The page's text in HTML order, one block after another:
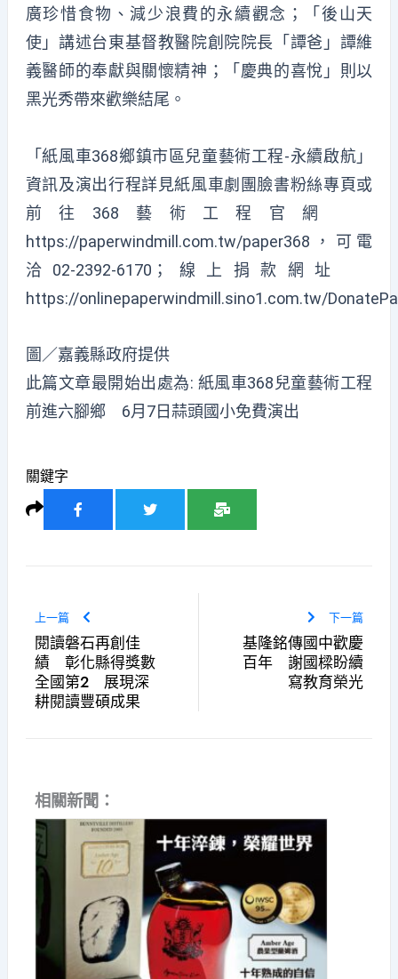
廣珍惜食物、減少浪費的永續觀念；「後山天
使」講述台東基督教醫院創院院長「譚爸」譚維
義醫師的奉獻與關懷精神；「慶典的喜悅」則以
黑光秀帶來歡樂結尾。
「紙風車368鄉鎮市區兒童藝術工程-永續啟航」
資訊及演出行程詳見紙風車劇團臉書粉絲專頁或
前往368藝術工程官網
https://paperwindmill.com.tw/paper368 ，可電
洽02-2392-6170；線上捐款網址
https://onlinepaperwindmill.sino1.com.tw/
圖／嘉義縣政府提供
此篇文章最開始出處為: 紙風車368兒童藝術工程
前進六腳鄉 6月7日蒜頭國小免費演出
關鍵字
上一篇
閱讀磐石再創佳
績 彰化縣得獎數
全國第2 展現深
耕閱讀豐碩成果
下一篇
基隆銘傳國中歡慶
百年 謝國樑盼續
寫教育榮光
相關新聞：